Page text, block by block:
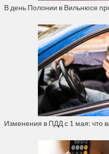
В день Полонии в Вильнюсе
Изменения в ПДД с 1 мая: что